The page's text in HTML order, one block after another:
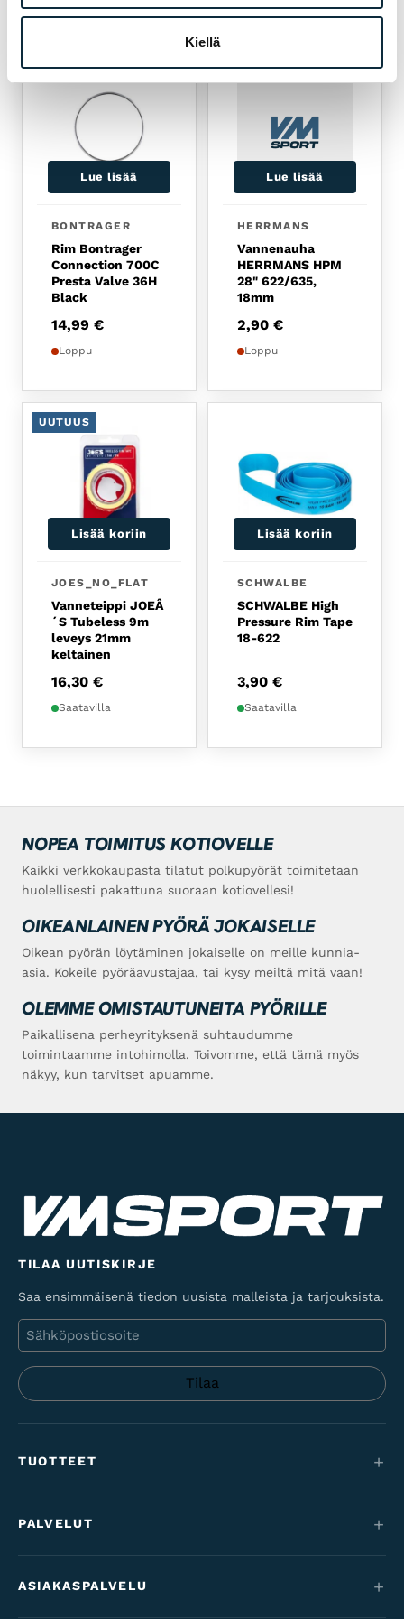
Kiellä
Lue lisää
BONTRAGER
Rim Bontrager
Connection 700C
Presta Valve 36H
Black
14,99 €
Loppu
Lue lisää
HERRMANS
Vannenauha
HERRMANS HPM
28" 622/635,
18mm
2,90 €
Loppu
UUTUUS
Lisää koriin
JOES_NO_FLAT
Vanneteippi JOEÂ
´S Tubeless 9m
leveys 21mm
keltainen
16,30 €
Saatavilla
Lisää koriin
SCHWALBE
SCHWALBE High
Pressure Rim Tape
18-622
3,90 €
Saatavilla
NOPEA TOIMITUS KOTIOVELLE
Kaikki verkkokaupasta tilatut polkupyörät toimitetaan
huolellisesti pakattuna suoraan kotiovellesi!
OIKEANLAINEN PYÖRÄ JOKAISELLE
Oikean pyörän löytäminen jokaiselle on meille kunnia-
asia. Kokeile pyöräavustajaa, tai kysy meiltä mitä vaan!
OLEMME OMISTAUTUNEITA PYÖRILLE
Paikallisena perheyrityksenä suhtaudumme
toimintaamme intohimolla. Toivomme, että tämä myös
näkyy, kun tarvitset apuamme.
TILAA UUTISKIRJE
Saa ensimmäisenä tiedon uusista malleista ja tarjouksista.
Sähköposti
TUOTTEET
Maantie & gravel
PALVELUT
ASIAKASPALVELU